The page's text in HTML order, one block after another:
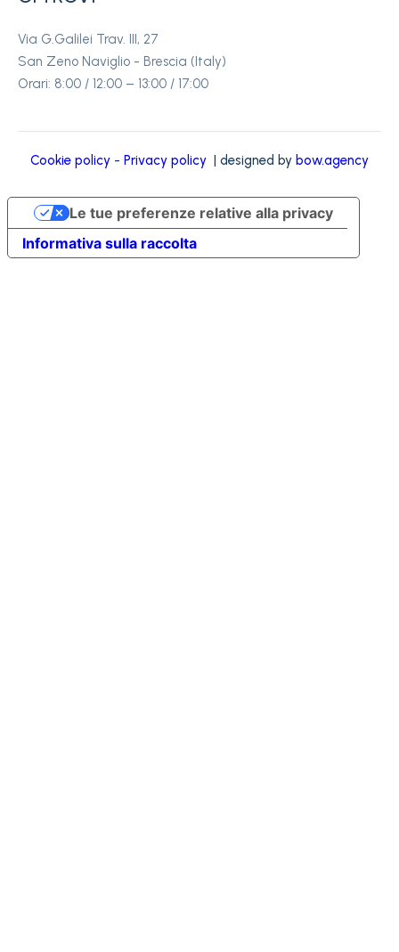
Via G.Galilei Trav. III, 27
San Zeno Naviglio - Brescia (Italy)
Orari: 8:00 / 12:00 – 13:00 / 17:00
Cookie policy - Privacy policy | designed by bow.agency
Informativa sulla raccolta
Le tue preferenze relative alla privacy